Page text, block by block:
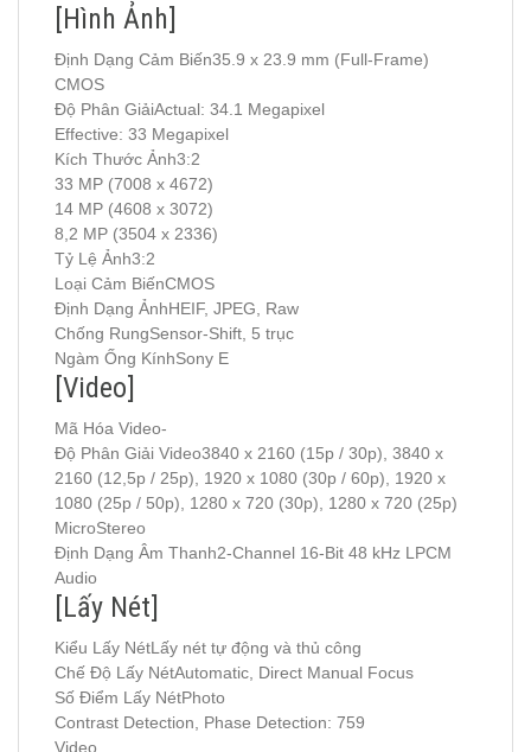
[Hình Ảnh]
Định Dạng Cảm Biến35.9 x 23.9 mm (Full-Frame)
CMOS
Độ Phân GiảiActual: 34.1 Megapixel
Effective: 33 Megapixel
Kích Thước Ảnh3:2
33 MP (7008 x 4672)
14 MP (4608 x 3072)
8,2 MP (3504 x 2336)
Tỷ Lệ Ảnh3:2
Loại Cảm BiếnCMOS
Định Dạng ẢnhHEIF, JPEG, Raw
Chống RungSensor-Shift, 5 trục
Ngàm Ống KínhSony E
[Video]
Mã Hóa Video-
Độ Phân Giải Video3840 x 2160 (15p / 30p), 3840 x
2160 (12,5p / 25p), 1920 x 1080 (30p / 60p), 1920 x
1080 (25p / 50p), 1280 x 720 (30p), 1280 x 720 (25p)
MicroStereo
Định Dạng Âm Thanh2-Channel 16-Bit 48 kHz LPCM
Audio
[Lấy Nét]
Kiểu Lấy NétLấy nét tự động và thủ công
Chế Độ Lấy NétAutomatic, Direct Manual Focus
Số Điểm Lấy NétPhoto
Contrast Detection, Phase Detection: 759
Video